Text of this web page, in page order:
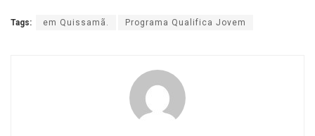
Tags: em Quissamã. Programa Qualifica Jovem